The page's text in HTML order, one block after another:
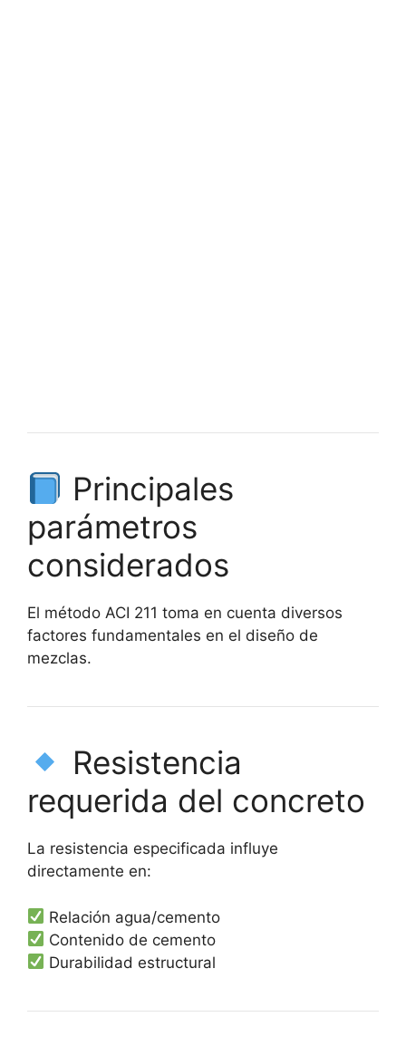
Principales
parámetros
considerados
El método ACI 211 toma en cuenta diversos
factores fundamentales en el diseño de
mezclas.
Resistencia
requerida del concreto
La resistencia especificada influye
directamente en:
Relación agua/cemento
Contenido de cemento
Durabilidad estructural